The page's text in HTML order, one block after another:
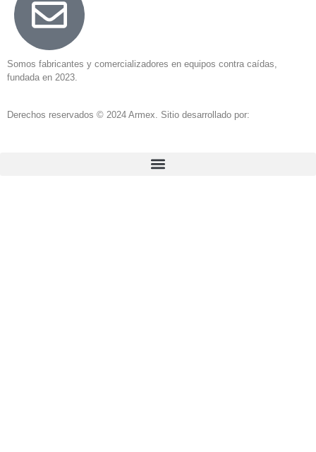
Somos fabricantes y comercializadores en equipos contra caídas,
fundada en 2023.
Derechos reservados © 2024 Armex. Sitio desarrollado por: